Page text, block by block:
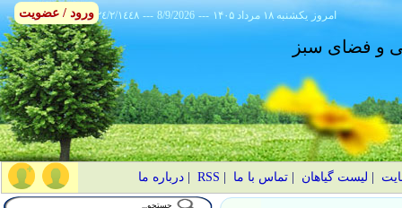
٢٤/٢/١٤٤٨ --- 8/9/2026 --- ۱۴۰۵ يکشنبه ۱۸ مرداد امروز
و فضای سبز
لیست گیاهان |تماس با ما RSS
|درباره ما
ورود / عضویت